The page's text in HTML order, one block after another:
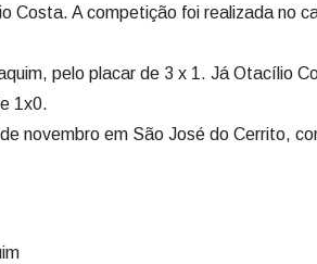
Costa. A competição foi realizada no
pelo placar de 3 x 1. Já Otacílio
1x0.
novembro em São José do Cerrito,